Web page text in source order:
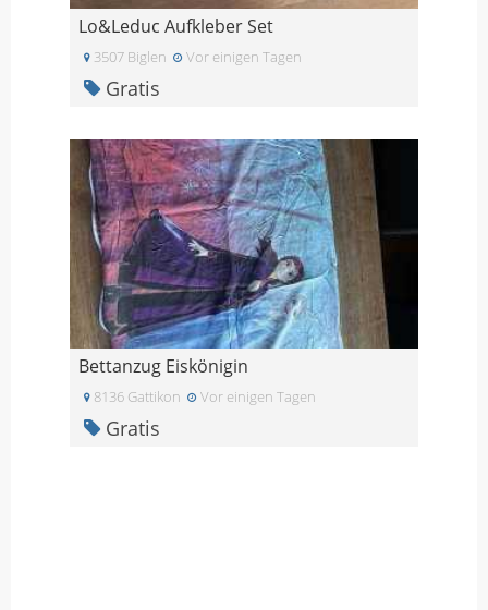
Lo&Leduc Aufkleber Set
3507 Biglen Vor einigen Tagen
Gratis
Bettanzug Eiskönigin
8136 Gattikon Vor einigen Tagen
Gratis